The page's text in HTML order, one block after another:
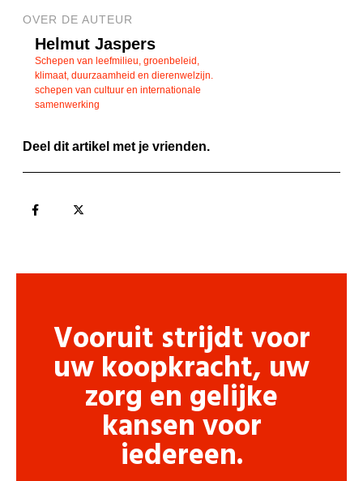
OVER DE AUTEUR
Helmut Jaspers
Schepen van leefmilieu, groenbeleid,
klimaat, duurzaamheid en dierenwelzijn.
schepen van cultuur en internationale
samenwerking
Deel dit artikel met je vrienden.
Vooruit strijdt voor
uw koopkracht, uw
zorg en gelijke
kansen voor
iedereen.